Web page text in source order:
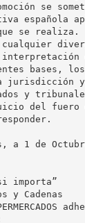
se
española
se realiza.
bases,
jurisdicción y
y
del fuero
a 1 de
importa”
y Cadenas